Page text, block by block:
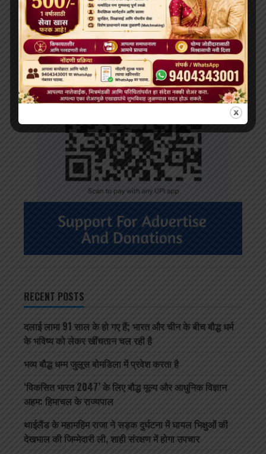
RECENT POSTS
दलाई लामा 91 साल के हो गए हैं; भारत और चीन के बीच बौद्ध धर्म
के भविष्य को लेकर खींचतान चल रही है
भव्य बौद्ध धम्म जुलूस बोमडिला में प्रवेश करता है
‘विकसित भारत 2047’ के लिए बौद्ध मूल्य और आधुनिक विज्ञान
अहम: हिमाचल के राज्यपाल
थाईलैंड के महामहिम राजा ने सड़क दुर्घटना में घायल भिक्षुओं की
देखभाल की जिम्मेदारी ली, शाही संरक्षण में होगा उपचार